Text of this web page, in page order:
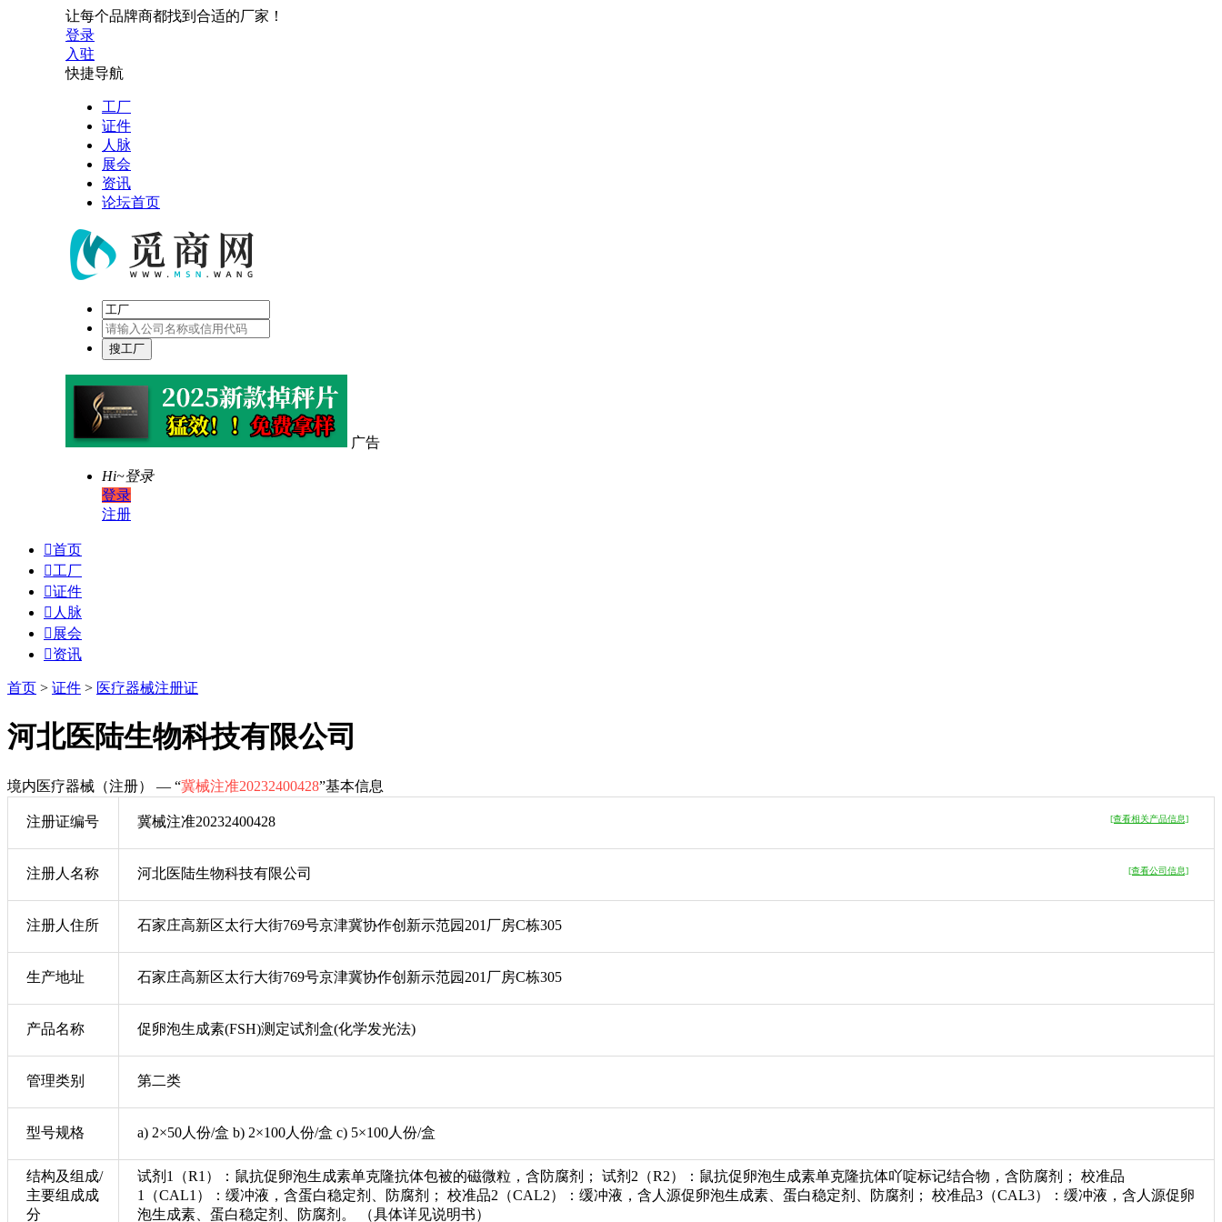
让每个品牌商都找到合适的厂家！
登录
入驻
快捷导航
工厂
证件
人脉
展会
资讯
论坛首页
广告
Hi~登录
登录
注册
首页
工厂
证件
 人脉
 展会
资讯
首页 > 证件 > 医疗器械注册证
河北医陆生物科技有限公司
境内医疗器械（注册） — “冀械注准20232400428”基本信息
注册证编号 冀械注准20232400428 [查看相关产品信息]
注册人名称 河北医陆生物科技有限公司 [查看公司信息]
注册人住所 石家庄高新区太行大街769号京津冀协作创新示范园201厂房C栋305
生产地址 石家庄高新区太行大街769号京津冀协作创新示范园201厂房C栋305
产品名称 促卵泡生成素(FSH)测定试剂盒(化学发光法)
管理类别 第二类
型号规格 a) 2×50人份/盒 b) 2×100人份/盒 c) 5×100人份/盒
结构及组成/
主要组成成
分
试剂1（R1）：鼠抗促卵泡生成素单克隆抗体包被的磁微粒，含防腐剂； 试剂2（R2）：鼠抗促卵泡生成素单克隆抗体吖啶标记结合物，含防腐剂； 校准品
1（CAL1）：缓冲液，含蛋白稳定剂、防腐剂； 校准品2（CAL2）：缓冲液，含人源促卵泡生成素、蛋白稳定剂、防腐剂； 校准品3（CAL3）：缓冲液，含人源促卵
泡生成素、蛋白稳定剂、防腐剂。 （具体详见说明书）